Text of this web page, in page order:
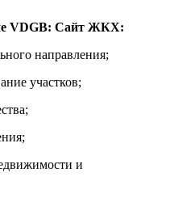
VDGB: Сайт ЖКХ:
направления;
участков;
и